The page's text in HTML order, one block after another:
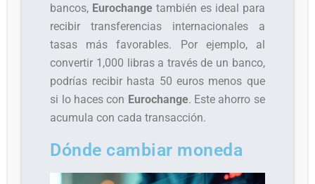
bancos, Eurochangetambién es ideal para
recibir transferencias internacionales a
tasas más favorables. Por ejemplo, al
convertir 1,000 libras a través de un banco,
podrías recibir hasta 50 euros menos que
si lo haces con Eurochange. Este ahorro se
acumula con cada transacción.
Dónde cambiar moneda